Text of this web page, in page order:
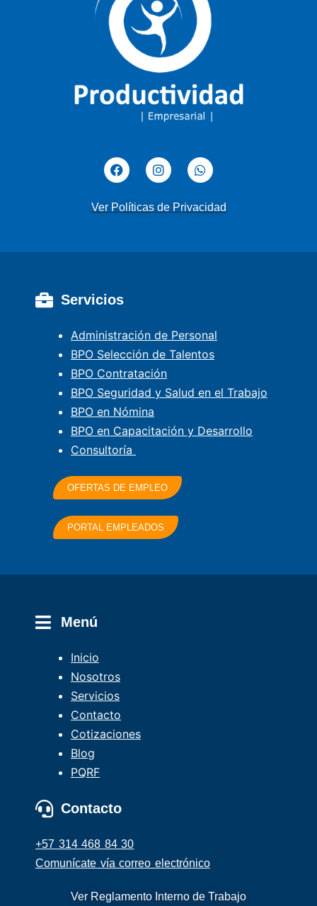
Ver Políticas de Privacidad
Servicios
Administración de Personal
BPO Selección de Talentos
BPO Contratación
BPO Seguridad y Salud en el Trabajo
BPO en Nómina
BPO en Capacitación y Desarrollo
Consultoría
OFERTAS DE EMPLEO
PORTAL EMPLEADOS
Menú
Inicio
Nosotros
Servicios
Contacto
Cotizaciones
Blog
PQRF
Contacto
+57 314 468 84 30
Comunícate vía correo electrónico
Ver Reglamento Interno de Trabajo